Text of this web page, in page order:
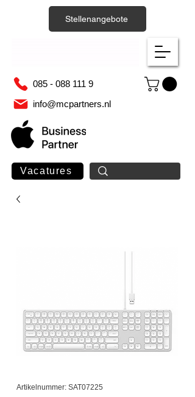
085 - 088 111 9
info@mcpartners.nl
Vacatures
Stellenangebote
Artikelnummer: SAT07225